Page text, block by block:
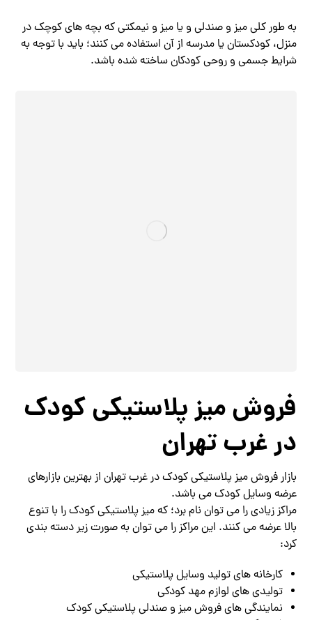
به طور کلی میز و صندلی و یا میز و نیمکتی که بچه های کوچک در
منزل، کودکستان یا مدرسه از آن استفاده می کنند؛ باید با توجه به
شرایط جسمی و روحی کودکان ساخته شده باشد.
فروش میز پلاستیکی کودک
در غرب تهران
بازار فروش میز پلاستیکی کودک در غرب تهران از بهترین بازارهای
عرضه وسایل کودک می باشد.
مراکز زیادی را می توان نام برد؛ که میز پلاستیکی کودک را با تنوع
بالا عرضه می کنند. این مراکز را می توان به صورت زیر دسته بندی
کرد:
کارخانه های تولید وسایل پلاستیکی
تولیدی های لوازم مهد کودکی
نمایندگی های فروش میز و صندلی پلاستیکی کودک